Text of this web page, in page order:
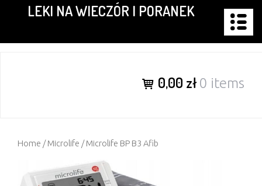
content
LEKI NA WIECZÓR I PORANEK
0,00 zł0 items
Home /Microlife / Microlife BP B3 Afib